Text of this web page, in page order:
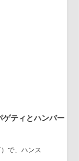
ティとハンバー
で、ハンス